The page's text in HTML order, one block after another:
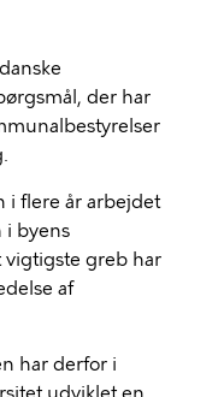
der har
i flere år arbejdet
i byens
vigtigste greb har
af
har derfor i